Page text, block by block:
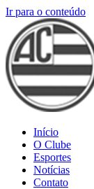
Ir para o conteúdo
Início
O Clube
Esportes
Notícias
Contato